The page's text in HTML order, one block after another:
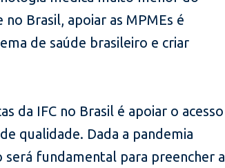
Brasil, apoiar as MPMEs é
de saúde brasileiro e criar
da IFC no Brasil é apoiar o acesso
qualidade. Dada a pandemia
fundamental para preencher a